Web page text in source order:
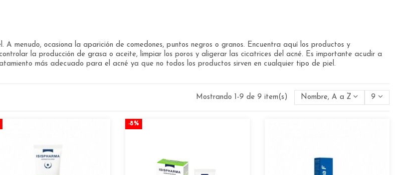
A menudo, ocasiona la aparición de comedones, puntos negros o granos. Encuentra aquí los productos y
la producción de grasa o aceite, limpiar los poros y aligerar las cicatrices del acné. Es importante acudir a
más adecuado para el acné ya que no todos los productos sirven en cualquier tipo de piel.
Mostrando 1-9 de 9 item(s) Nombre, A a Z 9
-8%